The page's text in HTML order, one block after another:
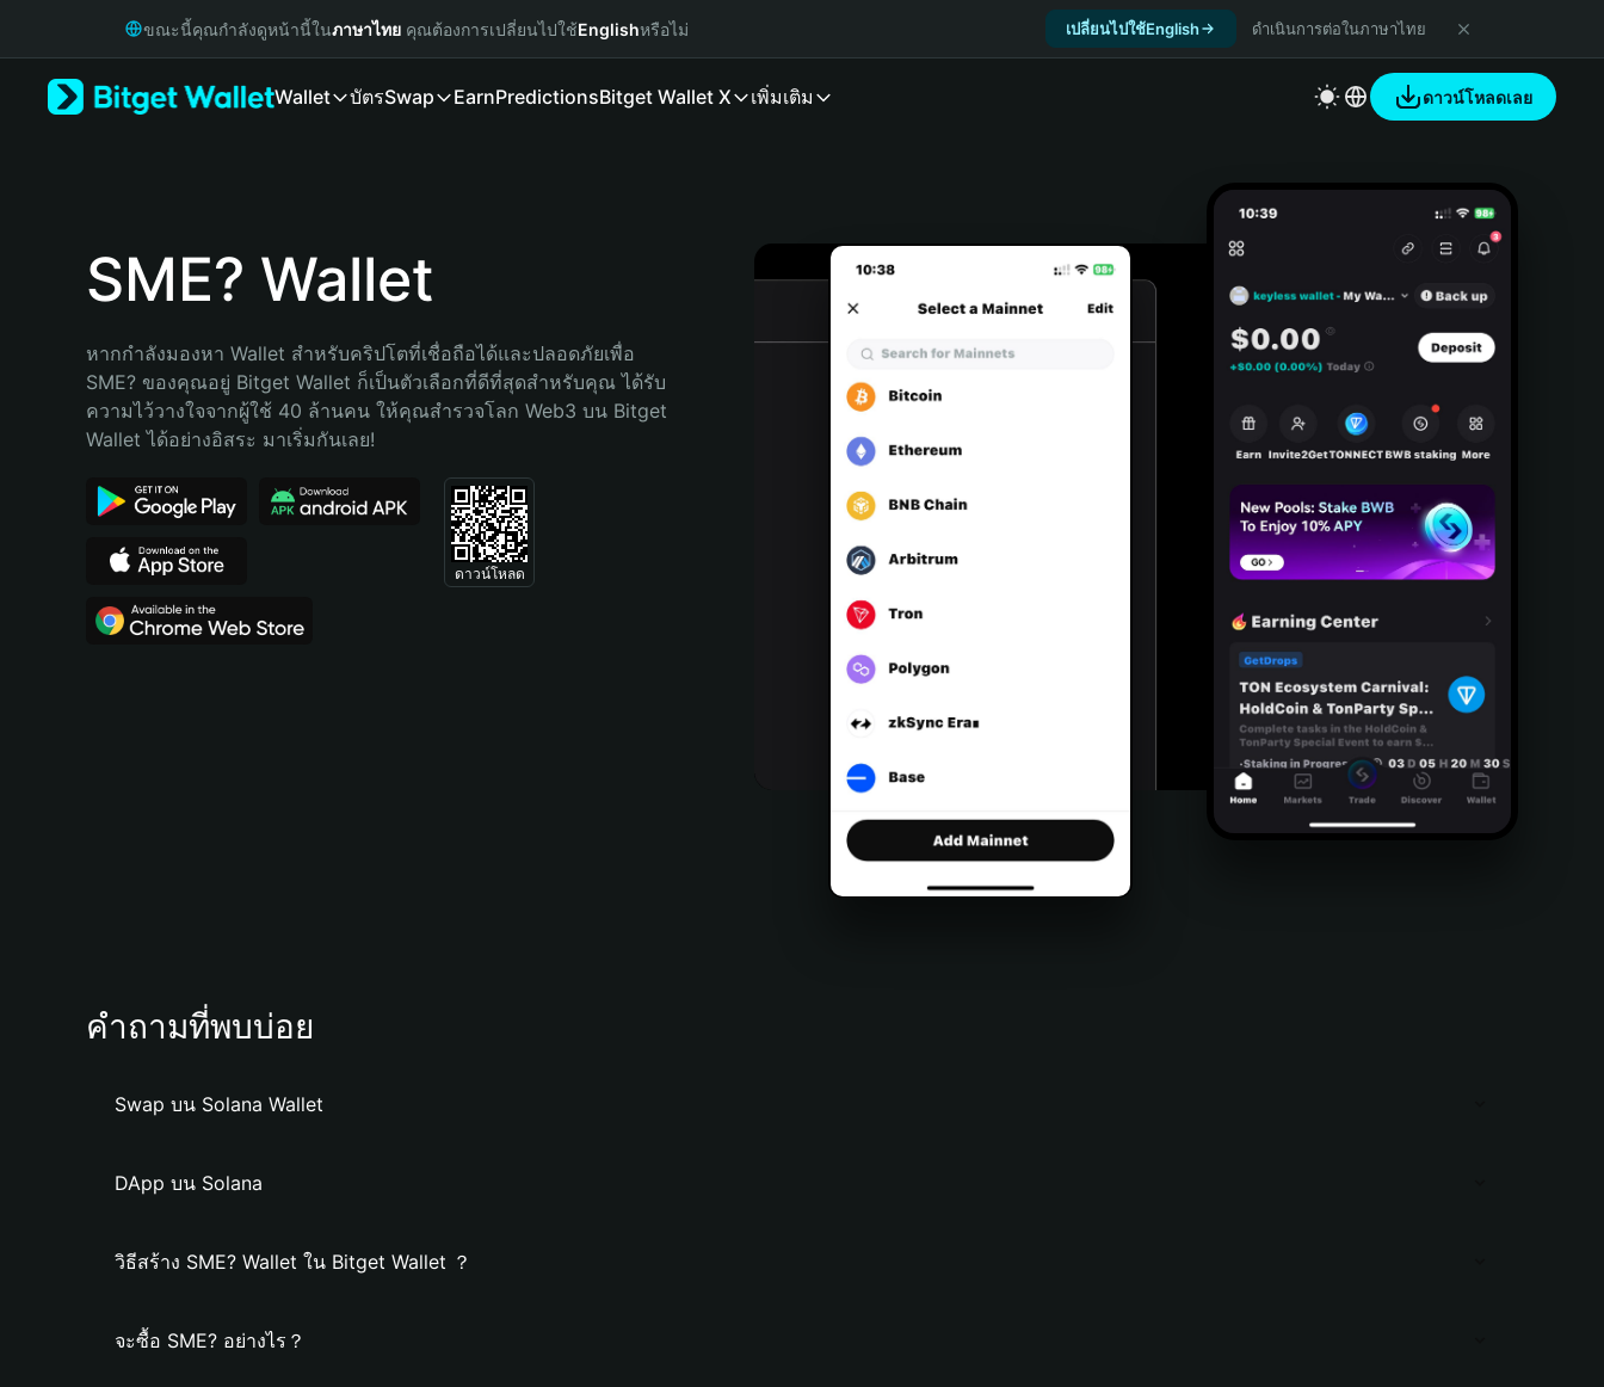
Русский
Bahasa Indonesia
Português (Brasil)
ขณะนี้คุณกำลังดูหน้านี้ในภาษาไทย คุณต้องการเปลี่ยนไปใช้Englishหรือไม่ เปลี่ยนไปใช้English ดำเนินการต่อในภาษาไทย
Wallet บัตรSwap EarnPredictionsBitget Wallet X เพิ่มเติม ดาวน์โหลดเลย
SME? Wallet
หากกำลังมองหา Wallet สำหรับคริปโตที่เชื่อถือได้และปลอดภัยเพื่อ
SME? ของคุณอยู่ Bitget Wallet ก็เป็นตัวเลือกที่ดีที่สุดสำหรับคุณ ได้รับ
ความไว้วางใจจากผู้ใช้ 40 ล้านคน ให้คุณสำรวจโลก Web3 บน Bitget
Wallet ได้อย่างอิสระ มาเริ่มกันเลย!
ดาวน์โหลด
คำถามที่พบบ่อย
Swap บน Solana Wallet
DApp บน Solana
วิธีสร้าง SME? Wallet ใน Bitget Wallet ？
จะซื้อ SME? อย่างไร？